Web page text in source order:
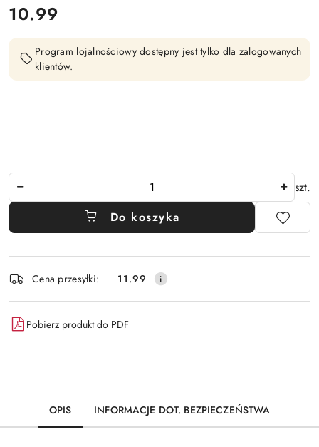
cena:
10.99
Program lojalnościowy dostępny jest tylko dla zalogowanych
klientów.
szt.
Do koszyka
i
dostawa
Cena przesyłki: 11.99
Pobierz produkt do PDF
OPIS INFORMACJE DOT. BEZPIECZEŃSTWA